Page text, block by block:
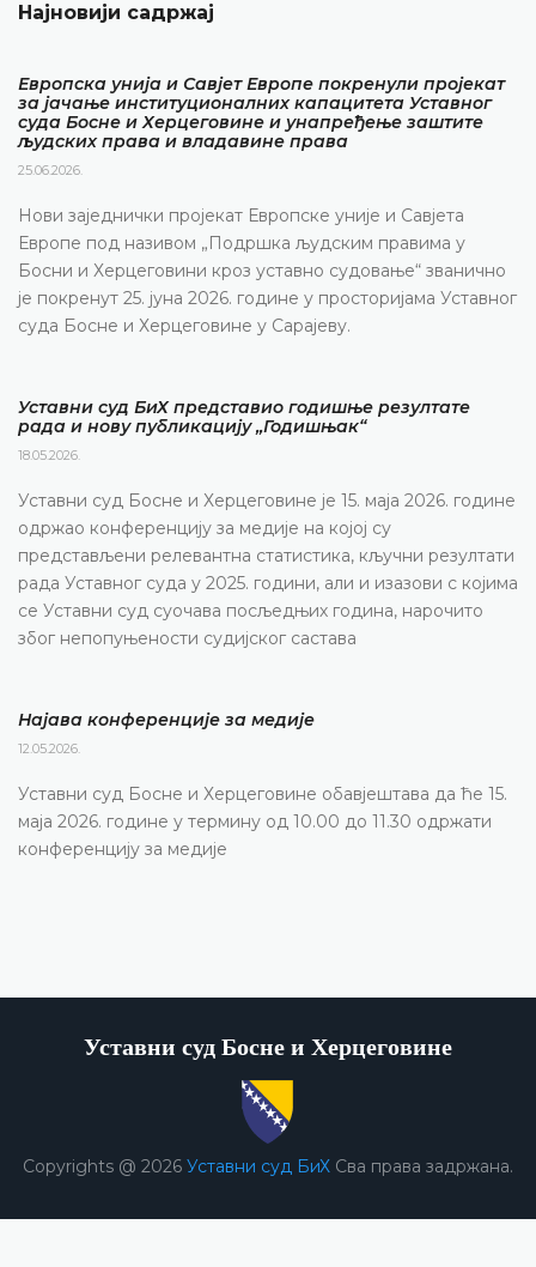
Најновији садржај
Европска унија и Савјет Европе покренули пројекат
за јачање институционалних капацитета Уставног
суда Босне и Херцеговине и унапређење заштите
људских права и владавине права
25.06.2026.
Нови заједнички пројекат Европске уније и Савјета
Европе под називом „Подршка људским правима у
Босни и Херцеговини кроз уставно судовање“ званично
је покренут 25. јуна 2026. године у просторијама Уставног
суда Босне и Херцеговине у Сарајеву.
Уставни суд БиХ представио годишње резултате
рада и нову публикацију „Годишњак“
18.05.2026.
Уставни суд Босне и Херцеговине је 15. маја 2026. године
одржао конференцију за медије на којој су
представљени релевантна статистика, кључни резултати
рада Уставног суда у 2025. години, али и изазови с којима
се Уставни суд суочава посљедњих година, нарочито
због непопуњености судијског састава
Најава конференције за медије
12.05.2026.
Уставни суд Босне и Херцеговине обавјештава да ће 15.
маја 2026. године у термину од 10.00 до 11.30 одржати
конференцију за медије
Уставни суд Босне и Херцеговине
Copyrights @ 2026 Уставни суд БиХ Сва права задржана.